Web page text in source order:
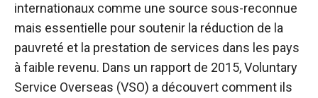
internationaux comme une source sous-reconnue
mais essentielle pour soutenir la réduction de la
pauvreté et la prestation de services dans les pays
à faible revenu. Dans un rapport de 2015, Voluntary
Service Overseas (VSO) a découvert comment ils